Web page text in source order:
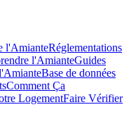
l'AmianteRéglementations
l'AmianteGuides
Base de données
Comment Ça
LogementFaire Vérifier